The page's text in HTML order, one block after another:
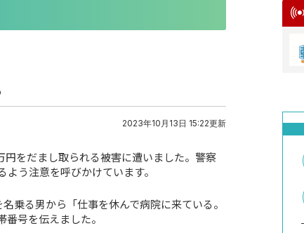
2023年10月13日 15:22更新
をだまし取られる被害に遭いました。警察
う注意を呼びかけています。
乗る男から「仕事を休んで病院に来ている。
号を伝えました。